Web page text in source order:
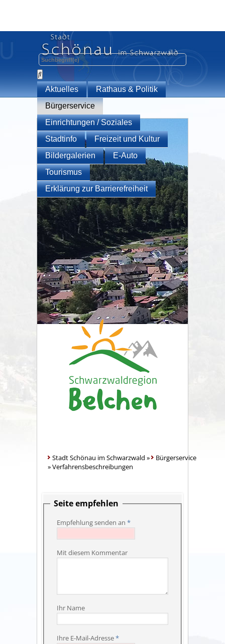
Aktuelles
Rathaus & Politik
Bürgerservice
Einrichtungen / Soziales
Stadtinfo
Freizeit und Kultur
Bildergalerien
E-Auto
Tourismus
Erklärung zur Barrierefreiheit
Stadt Schönau im Schwarzwald »
Bürgerservice
»Verfahrensbeschreibungen
Seite empfehlen
Empfehlung senden an *
Mit diesem Kommentar
Ihr Name
Ihre E-Mail-Adresse*